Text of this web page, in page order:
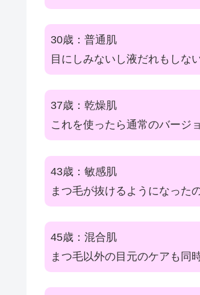
30歳：普通肌
目にしみないし液だれもしな
37歳：乾燥肌
これを使ったら通常のバージ
43歳：敏感肌
まつ毛が抜けるようになった
45歳：混合肌
まつ毛以外の目元のケアも同